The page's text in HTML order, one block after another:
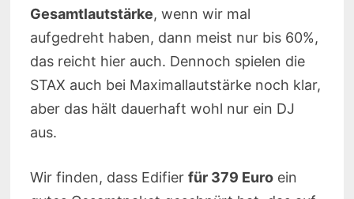
Gesamtlautstärke, wenn wir mal
aufgedreht haben, dann meist nur bis 60%,
das reicht hier auch. Dennoch spielen die
STAX auch bei Maximallautstärke noch klar,
aber das hält dauerhaft wohl nur ein DJ
aus.
Wir finden, dass Edifier für 379 Euroein